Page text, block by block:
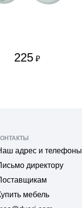
225 ₽
адрес и телефоны
директору
мебель